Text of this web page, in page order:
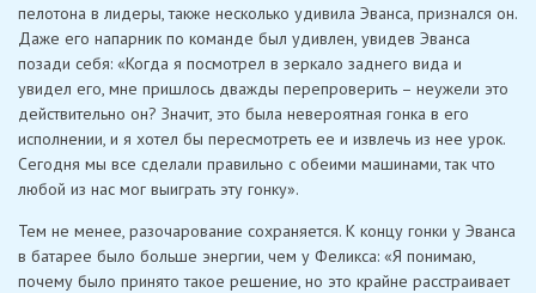
пелотона в лидеры, также несколько удивила Эванса, признался он.
Даже его напарник по команде был удивлен, увидев Эванса
позади себя: «Когда я посмотрел в зеркало заднего вида и
увидел его, мне пришлось дважды перепроверить – неужели это
действительно он? Значит, это была невероятная гонка в его
исполнении, и я хотел бы пересмотреть ее и извлечь из нее урок.
Сегодня мы все сделали правильно с обеими машинами, так что
любой из нас мог выиграть эту гонку».
Тем не менее, разочарование сохраняется. К концу гонки у Эванса
в батарее было больше энергии, чем у Феликса: «Я понимаю,
почему было принято такое решение, но это крайне расстраивает